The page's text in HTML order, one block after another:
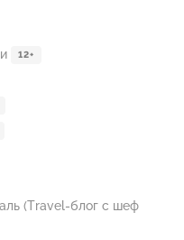
12+
(Travel-блог с шеф